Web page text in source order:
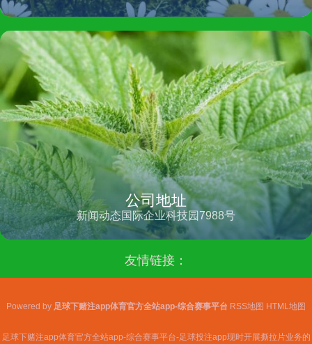
公司地址
新闻动态国际企业科技园7988号
友情链接：
Powered by 足球下赌注app体育官方全站app-综合赛事平台 RSS地图 HTML地图
足球下赌注app体育官方全站app-综合赛事平台-足球投注app现时开展撕拉片业务的